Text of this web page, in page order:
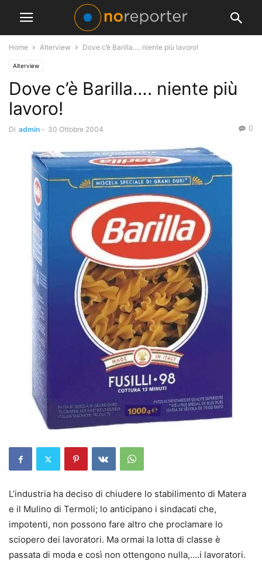
Home Alterview Dove c’è Barilla…. niente più lavoro!
Alterview
Dove c’è Barilla…. niente più
lavoro!
Di admin - 30 Ottobre 2004 0
L’industria ha deciso di chiudere lo stabilimento di Matera
e il Mulino di Termoli; lo anticipano i sindacati che,
impotenti, non possono fare altro che proclamare lo
sciopero dei lavoratori. Ma ormai la lotta di classe è
passata di moda e così non ottengono nulla,….i lavoratori.